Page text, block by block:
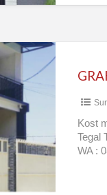
Kost
Tegal
WA :